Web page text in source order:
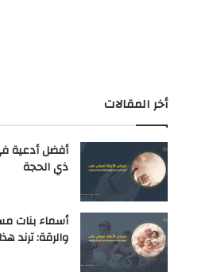
أخر المقالات
أفضل أدعية
ذي الحجة
أسماء بنات
والرقة: ترند